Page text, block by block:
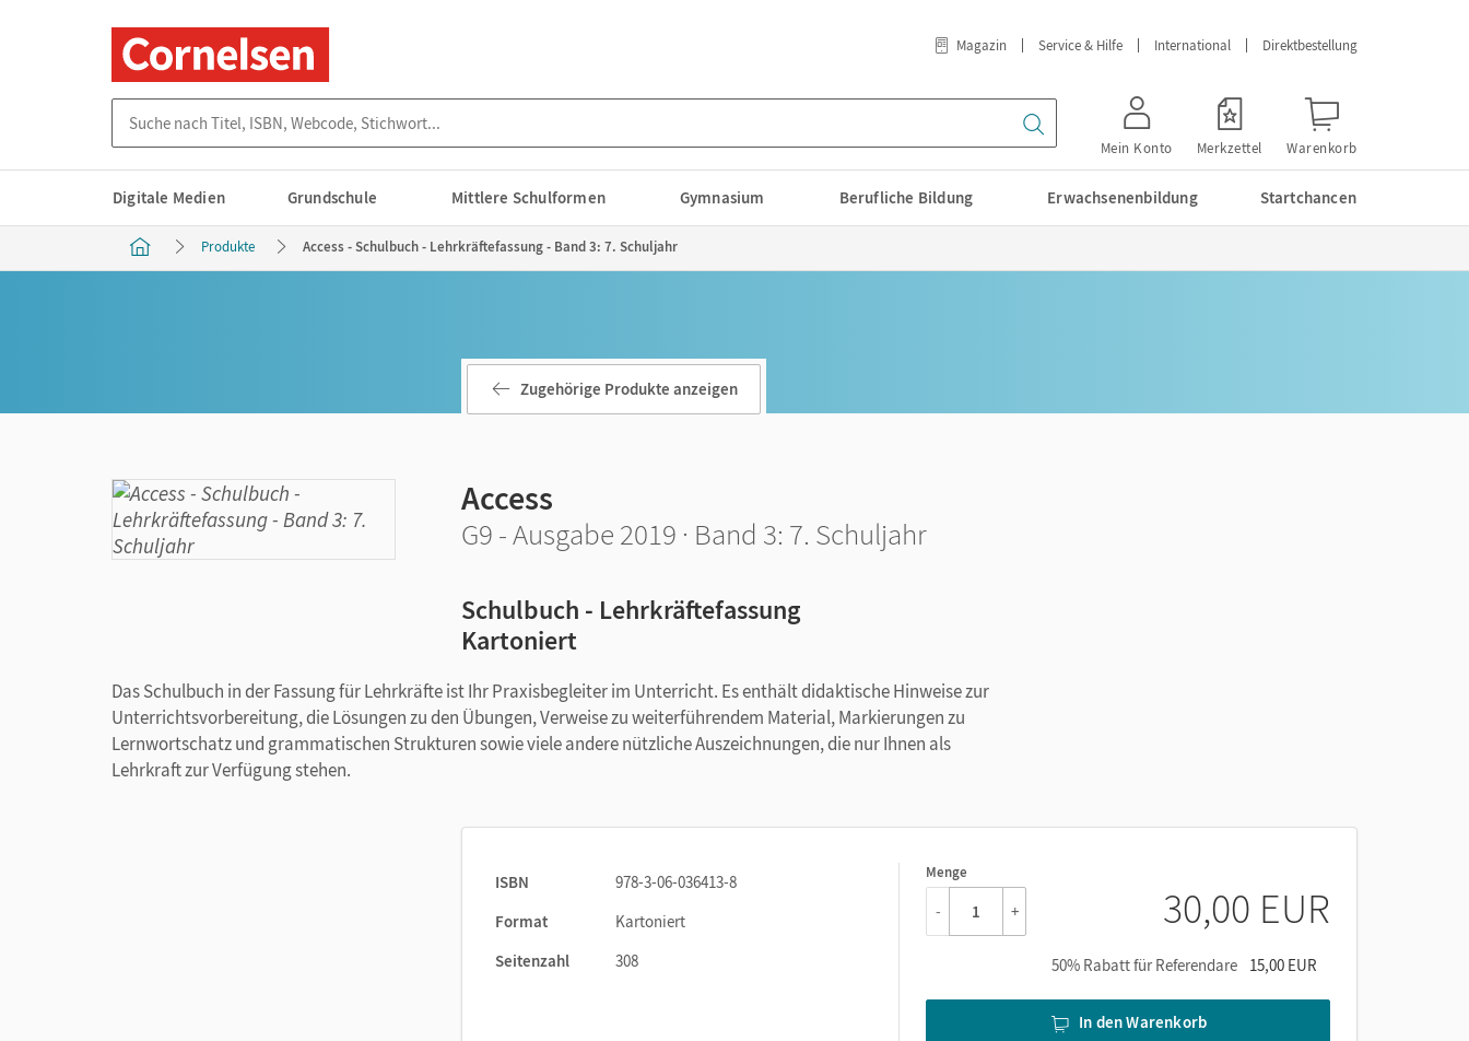
Magazin Service & Hilfe International Direktbestellung
Mein Konto Merkzettel Warenkorb
Digitale Medien Grundschule Mittlere Schulformen Gymnasium Berufliche Bildung Erwachsenenbildung Startchancen
Produkte Access - Schulbuch - Lehrkräftefassung - Band 3: 7. Schuljahr
Zugehörige Produkte anzeigen
Access
G9 - Ausgabe 2019 · Band 3: 7. Schuljahr
Schulbuch - Lehrkräftefassung
Kartoniert
Das Schulbuch in der Fassung für Lehrkräfte ist Ihr Praxisbegleiter im Unterricht. Es enthält didaktische Hinweise zur
Unterrichtsvorbereitung, die Lösungen zu den Übungen, Verweise zu weiterführendem Material, Markierungen zu
Lernwortschatz und grammatischen Strukturen sowie viele andere nützliche Auszeichnungen, die nur Ihnen als
Lehrkraft zur Verfügung stehen.
ISBN
978-3-06-036413-8
Format
Kartoniert
Seitenzahl
308
Menge
1
- + 30,00 EUR
50% Rabatt für Referendare 15,00 EUR
In den Warenkorb